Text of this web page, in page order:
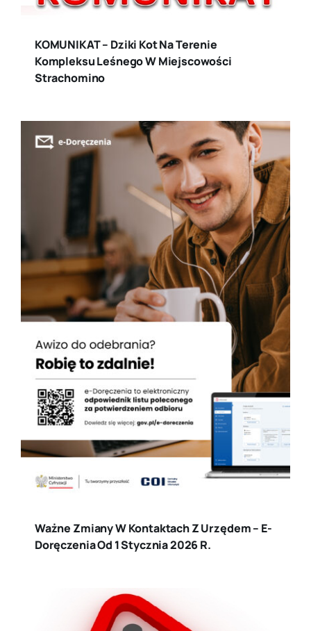
KOMUNIKAT – Dziki Kot Na Terenie
Kompleksu Leśnego W Miejscowości
Strachomino
Ważne Zmiany W Kontaktach Z Urzędem – E-
Doręczenia Od 1 Stycznia 2026 R.